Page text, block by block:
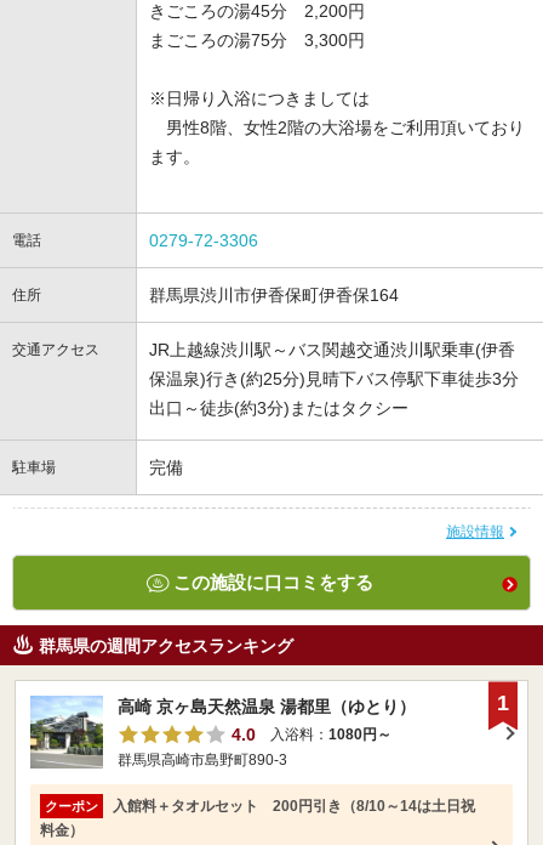
きごころの湯45分 2,200円
まごころの湯75分 3,300円
※日帰り入浴につきましては
男性8階、女性2階の大浴場をご利用頂いており
ます。
電話 0279-72-3306
住所 群馬県渋川市伊香保町伊香保164
交通アクセス
JR上越線渋川駅～バス関越交通渋川駅乗車(伊香
保温泉)行き(約25分)見晴下バス停駅下車徒歩3分
出口～徒歩(約3分)またはタクシー
駐車場 完備
施設情報
この施設に口コミをする
群馬県の週間アクセスランキング
高崎 京ヶ島天然温泉 湯都里（ゆとり）
4.0
入浴料： 1080円～
群馬県高崎市島野町890-3
クーポン
入館料＋タオルセット 200円引き（8/10～14は土日祝
料金）
1